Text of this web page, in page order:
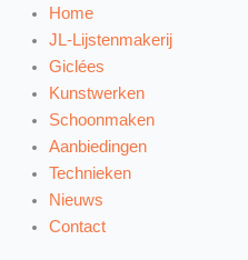
Home
JL-Lijstenmakerij
Giclées
Kunstwerken
Schoonmaken
Aanbiedingen
Technieken
Nieuws
Contact